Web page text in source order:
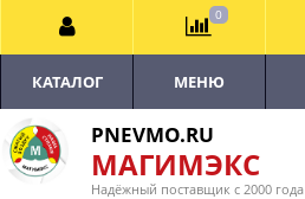
PNEVMO.RU
МАГИМЭКС
Надёжный поставщик с 2000 года
КАТАЛОГ МЕНЮ
0